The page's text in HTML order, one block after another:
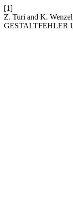
[1]
Z. Turi and K.
GESTALTFEHLER